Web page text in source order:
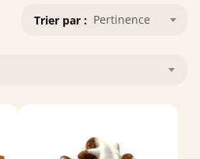
Trier par : Pertinence